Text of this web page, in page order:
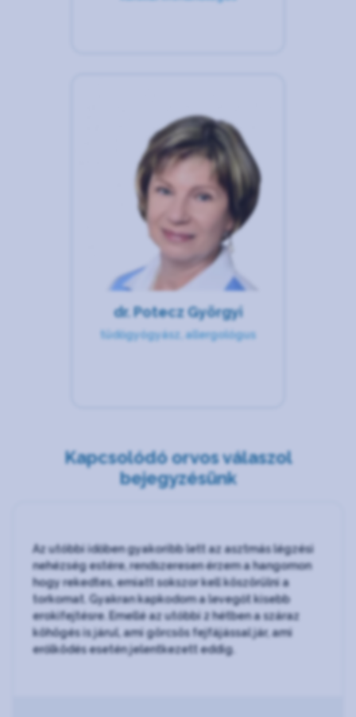
dr. Potecz Györgyi
tüdőgyógyász, allergológus
Kapcsolódó orvos válaszol
bejegyzésünk
Az utóbbi időben gyakoribb lett az asztmás légzési
nehézség estére, rendszeresen érzem a hangomon
hogy rekedtes, emiatt sokszor kell köszörülni a
torkomat. Gyakran kapkodom a levegőt kisebb
erokifejtésre. Emellé az utóbbi 2 hétben a száraz
köhögés is járul, ami görcsös fejfájással jár, ami
erőlködés esetén jelentkezett eddig.